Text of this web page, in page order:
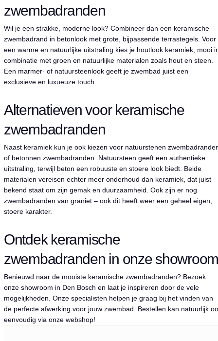
zwembadranden
Wil je een strakke, moderne look? Combineer dan een keramische
zwembadrand in betonlook met grote, bijpassende terrastegels. Voor
een warme en natuurlijke uitstraling kies je houtlook keramiek, mooi
combinatie met groen en natuurlijke materialen zoals hout en steen.
Een marmer- of natuursteenlook geeft je zwembad juist een
exclusieve en luxueuze touch.
Alternatieven voor keramische
zwembadranden
Naast keramiek kun je ook kiezen voor natuurstenen
of betonnen zwembadranden. Natuursteen geeft een authentieke
uitstraling, terwijl beton een robuuste en stoere look biedt. Beide
materialen vereisen echter meer onderhoud dan keramiek, dat juist
bekend staat om zijn gemak en duurzaamheid. Ook zijn er nog
zwembadranden van graniet – ook dit heeft weer een geheel eigen,
stoere karakter.
Ontdek keramische
zwembadranden in onze
Benieuwd naar de mooiste keramische zwembadranden? Bezoek
onze showroom in Den Bosch en laat je inspireren door de vele
mogelijkheden. Onze specialisten helpen je graag bij het vinden van
de perfecte afwerking voor jouw zwembad. Bestellen kan natuurlijk
eenvoudig via onze webshop!